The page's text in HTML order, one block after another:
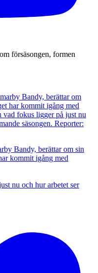
försäsongen, formen
Bandy, berättar om sin
kommit igång med
nu och hur arbetet ser